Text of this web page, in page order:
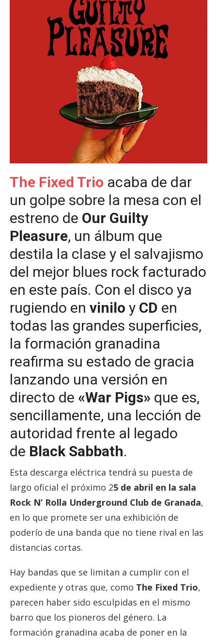
The Fixed Trio acaba de dar
un golpe sobre la mesa con el
estreno de Our Guilty
Pleasure, un álbum que
destila la clase y el salvajismo
del mejor blues rock facturado
en este país. Con el disco ya
rugiendo en vinilo y CD en
todas las grandes superficies,
la formación granadina
reafirma su estado de gracia
lanzando una versión en
directo de «War Pigs» que es,
sencillamente, una lección de
autoridad frente al legado
de Black Sabbath.
Esta descarga eléctrica tendrá su puesta de
largo oficial el próximo 25 de abril en la sala
Rock N’ Rolla Underground Club de Granada,
en lo que promete ser una exhibición de
poderío de una banda que no tiene rival en las
distancias cortas.
Hay bandas que se limitan a cumplir con el
expediente y otras que, como The Fixed Trio,
parecen haber sido esculpidas en el mismo
barro que los pioneros del género. La
formación granadina acaba de poner en la